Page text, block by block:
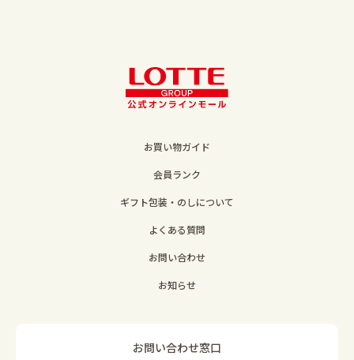
お買い物ガイド
会員ランク
ギフト包装・のしについて
よくある質問
お問い合わせ
お知らせ
お問い合わせ窓口